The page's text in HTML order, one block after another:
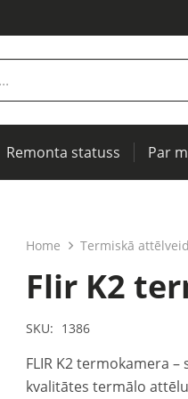
Remonta statuss Par
Home Termiskā
Flir K2
SKU: 1386
FLIR K2 termokamera
kvalitātes termālo